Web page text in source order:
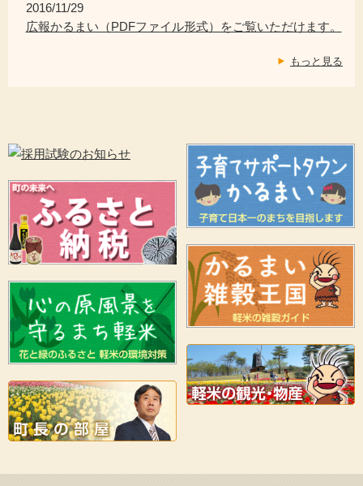
2016/11/29
広報かるまい（PDFファイル形式）をご覧いただけます。
もっと見る